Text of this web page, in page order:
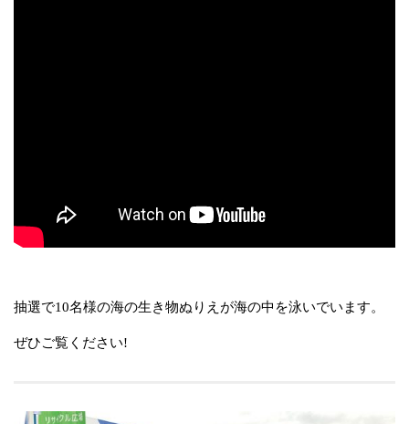
抽選で10名様の海の生き物ぬりえが海の中を泳いでいます。
ぜひご覧ください!